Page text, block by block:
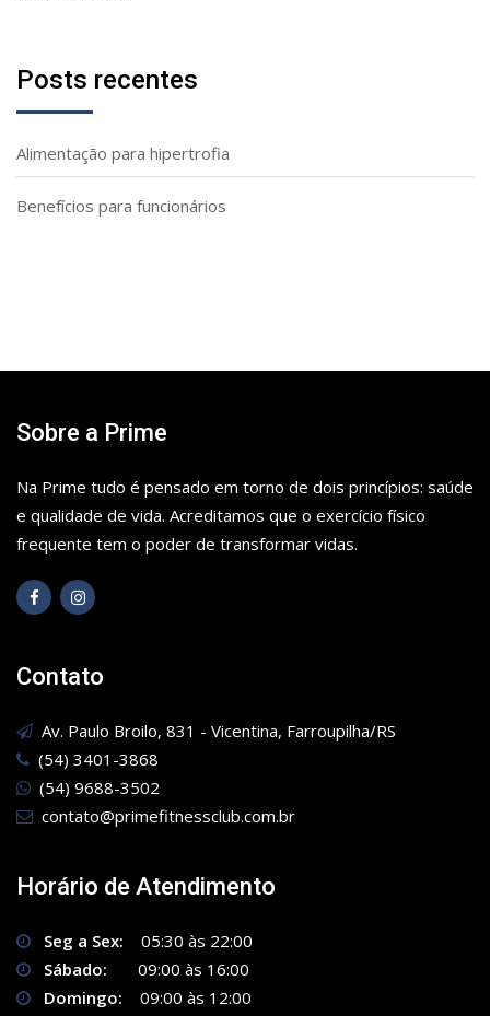
Posts recentes
Alimentação para hipertrofia
Benefícios para funcionários
Sobre a Prime
Na Prime tudo é pensado em torno de dois princípios: saúde
e qualidade de vida. Acreditamos que o exercício físico
frequente tem o poder de transformar vidas.
Contato
Av. Paulo Broilo, 831 - Vicentina, Farroupilha/RS
(54) 3401-3868
(54) 9688-3502
contato@primefitnessclub.com.br
Horário de Atendimento
Seg a Sex: 05:30 às 22:00
Sábado: 09:00 às 16:00
Domingo: 09:00 às 12:00